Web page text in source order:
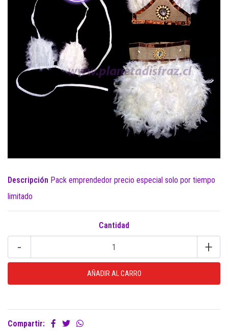
Descripción Pack emprendedor precio especial solo por tiempo
limitado
Cantidad
- +
Compartir: